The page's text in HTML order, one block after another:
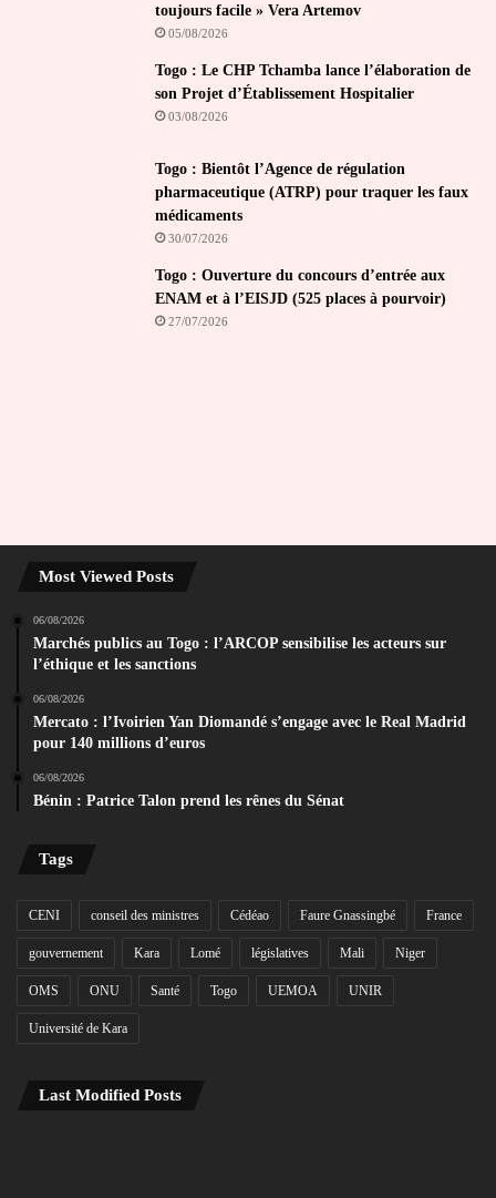
toujours facile » Vera Artemov
05/08/2026
Togo : Le CHP Tchamba lance l’élaboration de
son Projet d’Établissement Hospitalier
03/08/2026
Togo : Bientôt l’Agence de régulation
pharmaceutique (ATRP) pour traquer les faux
médicaments
30/07/2026
Togo : Ouverture du concours d’entrée aux
ENAM et à l’EISJD (525 places à pourvoir)
27/07/2026
Most Viewed Posts
06/08/2026
Marchés publics au Togo : l’ARCOP sensibilise les acteurs sur
l’éthique et les sanctions
06/08/2026
Mercato : l’Ivoirien Yan Diomandé s’engage avec le Real Madrid
pour 140 millions d’euros
06/08/2026
Bénin : Patrice Talon prend les rênes du Sénat
Tags
CENI conseil des ministres Cédéao Faure Gnassingbé France
gouvernement Kara Lomé législatives Mali Niger
OMS ONU Santé Togo UEMOA UNIR
Université de Kara
Last Modified Posts